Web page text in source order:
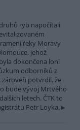
ryb napočítali
řeky Moravy
jehož
dokončena loni
odborníků z
zároveň potvrdil, že
bude vývoj Mrtvého
letech. ČTK to
Petr Loyka.